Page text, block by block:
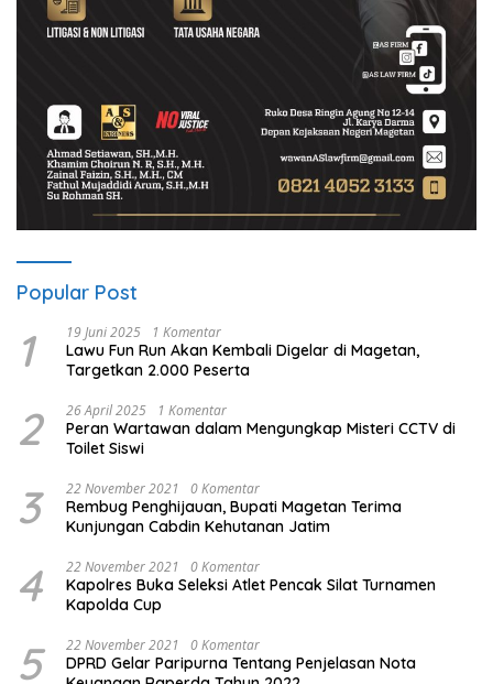
Popular Post
1 19 Juni 2025 1 Komentar
Lawu Fun Run Akan Kembali Digelar di Magetan,
Targetkan 2.000 Peserta
2 26 April 2025 1 Komentar
Peran Wartawan dalam Mengungkap Misteri CCTV di
Toilet Siswi
3 22 November 2021 0 Komentar
Rembug Penghijauan, Bupati Magetan Terima
Kunjungan Cabdin Kehutanan Jatim
4 22 November 2021 0 Komentar
Kapolres Buka Seleksi Atlet Pencak Silat Turnamen
Kapolda Cup
5 22 November 2021 0 Komentar
DPRD Gelar Paripurna Tentang Penjelasan Nota